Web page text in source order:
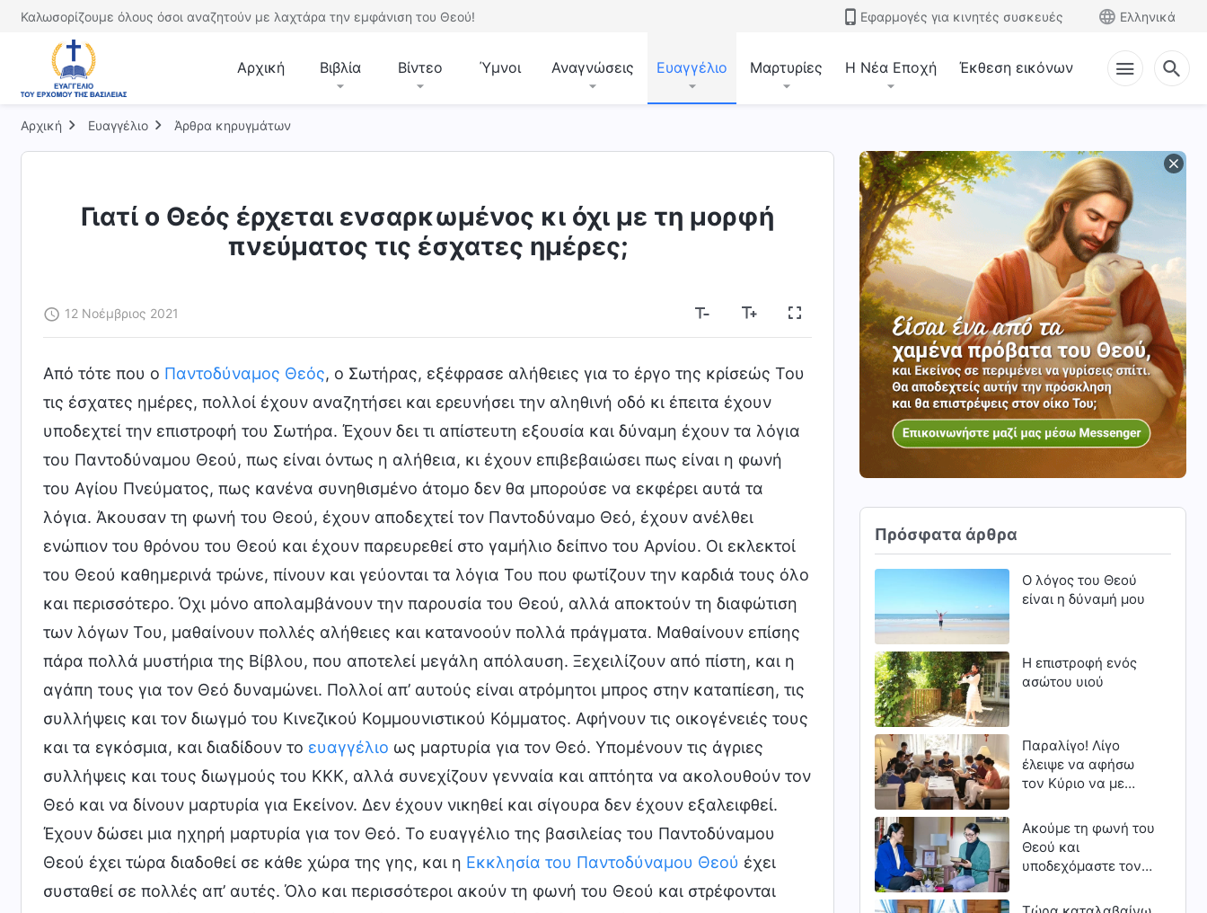
Καλωσορίζουμε όλους όσοι αναζητούν με λαχτάρα την εμφάνιση του Θεού! Εφαρμογές για κινητές συσκευές Ελληνικά
Αρχική Βιβλία Βίντεο Ύμνοι Αναγνώσεις Ευαγγέλιο Μαρτυρίες Η Νέα Εποχή Έκθεση εικόνων
Αρχική Ευαγγέλιο Άρθρα κηρυγμάτων
Γιατί ο Θεός έρχεται ενσαρκωμένος κι όχι με τη μορφή
πνεύματος τις έσχατες ημέρες;
12 Νοέμβριος 2021
Από τότε που ο Παντοδύναμος Θεός, ο Σωτήρας, εξέφρασε αλήθειες για το έργο της κρίσεώς Του
τις έσχατες ημέρες, πολλοί έχουν αναζητήσει και ερευνήσει την αληθινή οδό κι έπειτα έχουν
υποδεχτεί την επιστροφή του Σωτήρα. Έχουν δει τι απίστευτη εξουσία και δύναμη έχουν τα λόγια
του Παντοδύναμου Θεού, πως είναι όντως η αλήθεια, κι έχουν επιβεβαιώσει πως είναι η φωνή
του Αγίου Πνεύματος, πως κανένα συνηθισμένο άτομο δεν θα μπορούσε να εκφέρει αυτά τα
λόγια. Άκουσαν τη φωνή του Θεού, έχουν αποδεχτεί τον Παντοδύναμο Θεό, έχουν ανέλθει
ενώπιον του θρόνου του Θεού και έχουν παρευρεθεί στο γαμήλιο δείπνο του Αρνίου. Οι εκλεκτοί
του Θεού καθημερινά τρώνε, πίνουν και γεύονται τα λόγια Του που φωτίζουν την καρδιά τους όλο
και περισσότερο. Όχι μόνο απολαμβάνουν την παρουσία του Θεού, αλλά αποκτούν τη διαφώτιση
των λόγων Του, μαθαίνουν πολλές αλήθειες και κατανοούν πολλά πράγματα. Μαθαίνουν επίσης
πάρα πολλά μυστήρια της Βίβλου, που αποτελεί μεγάλη απόλαυση. Ξεχειλίζουν από πίστη, και η
αγάπη τους για τον Θεό δυναμώνει. Πολλοί απ’ αυτούς είναι ατρόμητοι μπρος στην καταπίεση, τις
συλλήψεις και τον διωγμό του Κινεζικού Κομμουνιστικού Κόμματος. Αφήνουν τις οικογένειές τους
και τα εγκόσμια, και διαδίδουν το ευαγγέλιο ως μαρτυρία για τον Θεό. Υπομένουν τις άγριες
συλλήψεις και τους διωγμούς του ΚΚΚ, αλλά συνεχίζουν γενναία και απτόητα να ακολουθούν τον
Θεό και να δίνουν μαρτυρία για Εκείνον. Δεν έχουν νικηθεί και σίγουρα δεν έχουν εξαλειφθεί.
Έχουν δώσει μια ηχηρή μαρτυρία για τον Θεό. Το ευαγγέλιο της βασιλείας του Παντοδύναμου
Θεού έχει τώρα διαδοθεί σε κάθε χώρα της γης, και η Εκκλησία του Παντοδύναμου Θεού έχει
συσταθεί σε πολλές απ’ αυτές. Όλο και περισσότεροι ακούν τη φωνή του Θεού και στρέφονται
Πρόσφατα άρθρα
Ο λόγος του Θεού
είναι η δύναμή μου
Η επιστροφή ενός
ασώτου υιού
Παραλίγο! Λίγο
έλειψε να αφήσω
τον Κύριο να με
δεύτερο)
Ακούμε τη φωνή του
Θεού και
υποδεχόμαστε τον